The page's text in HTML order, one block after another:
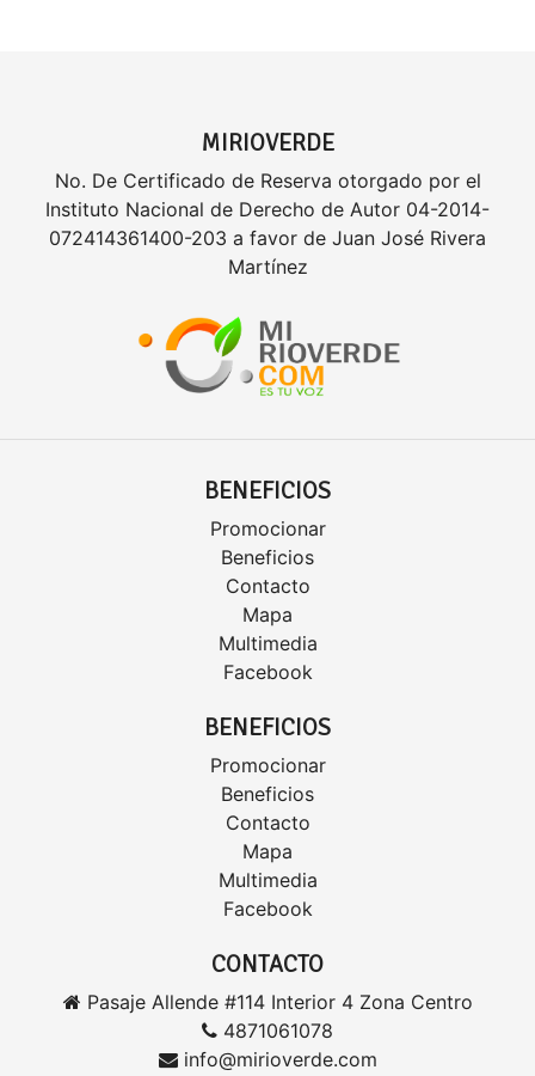
MIRIOVERDE
No. De Certificado de Reserva otorgado por el
Instituto Nacional de Derecho de Autor 04-2014-
072414361400-203 a favor de Juan José Rivera
Martínez
BENEFICIOS
Promocionar
Beneficios
Contacto
Mapa
Multimedia
Facebook
BENEFICIOS
Promocionar
Beneficios
Contacto
Mapa
Multimedia
Facebook
CONTACTO
Pasaje Allende #114 Interior 4 Zona Centro
4871061078
info@mirioverde.com